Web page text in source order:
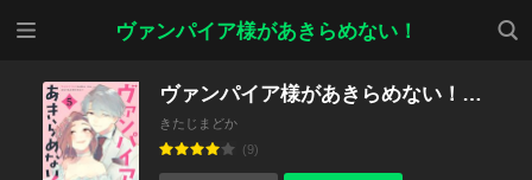
ヴァンパイア様があきらめない！
検索
ヴァンパイア様があきらめない！ （5）
きたじまどか
(9)